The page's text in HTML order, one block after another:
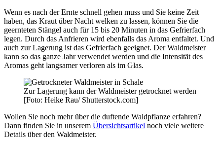
Wenn es nach der Ernte schnell gehen muss und Sie keine Zeit
haben, das Kraut über Nacht welken zu lassen, können Sie die
geernteten Stängel auch für 15 bis 20 Minuten in das Gefrierfach
legen. Durch das Anfrieren wird ebenfalls das Aroma entfaltet. Und
auch zur Lagerung ist das Gefrierfach geeignet. Der Waldmeister
kann so das ganze Jahr verwendet werden und die Intensität des
Aromas geht langsamer verloren als im Glas.
Zur Lagerung kann der Waldmeister getrocknet werden
[Foto: Heike Rau/ Shutterstock.com]
Wollen Sie noch mehr über die duftende Waldpflanze erfahren?
Dann finden Sie in unserem Übersichtsartikel noch viele weitere
Details über den Waldmeister.